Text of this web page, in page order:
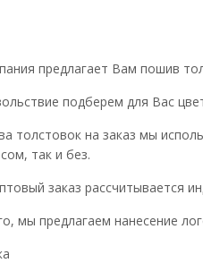
предлагает Вам пошив
подберем для Вас
толстовок на заказ мы
так и без.
заказ рассчитывается
мы предлагаем нанесение